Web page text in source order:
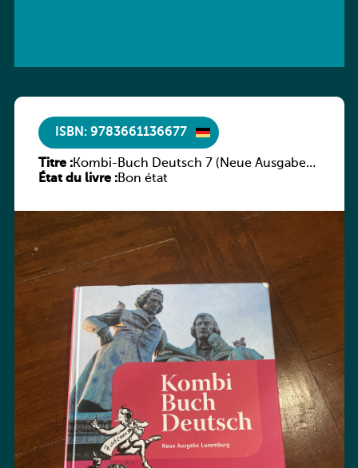
ISBN: 9783661136677
Titre :Kombi-Buch Deutsch 7 (Neue Ausgabe
Luxemburg)
État du livre :Bon état